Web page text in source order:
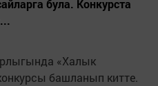
була. Конкурста
«Халык
башланып китте.